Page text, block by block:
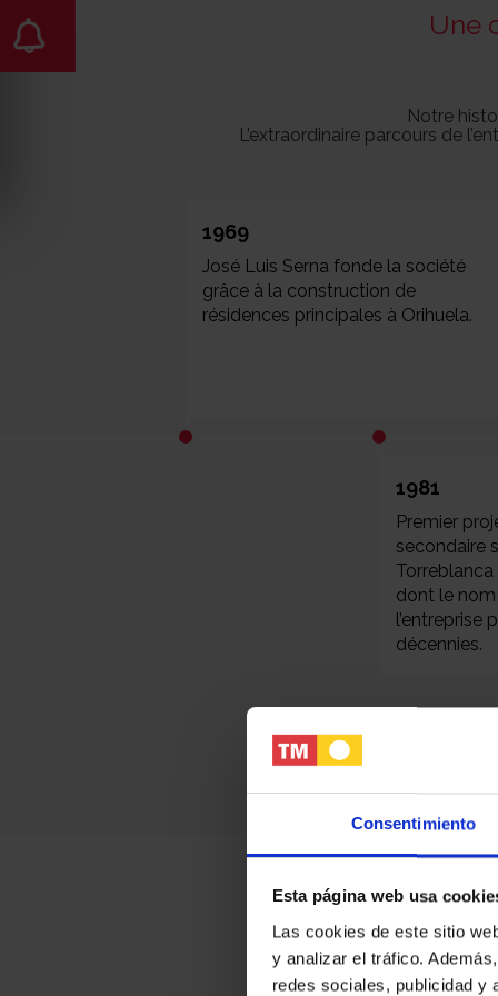
Consentimiento
Esta página web usa
Las cookies de este sitio
y analizar el tráfico.
redes sociales, publicidad y
Une
Notre
L’extraordinaire parcours de
1969
José Luis Serna fonde la société
grâce à la construction de
résidences principales à Orihuela.
1981
Premier
secondaire
Torreblanca
dont le nom
l’entreprise
décennies.